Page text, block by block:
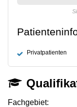
Privatpatienten
Fachgebiet: